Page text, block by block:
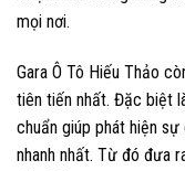
mọi nơi.
Gara Ô Tô Hiếu Thảo
tiên tiến nhất. Đặc biệt
chuẩn giúp phát hiện sự
nhanh nhất. Từ đó đưa